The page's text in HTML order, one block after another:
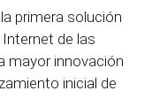
primera solución
de las
mayor innovación
inicial de